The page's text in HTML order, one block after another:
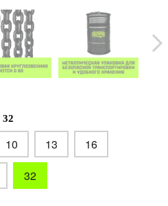
32
10 13
16
32